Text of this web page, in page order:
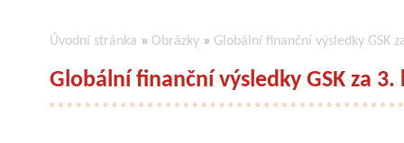
Úvodní stránka » Obrázky » Globální finanční výsledky GSK
Globální finanční výsledky GSK za